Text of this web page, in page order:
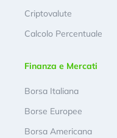
Criptovalute
Calcolo Percentuale
Finanza e Mercati
Borsa Italiana
Borse Europee
Borsa Americana